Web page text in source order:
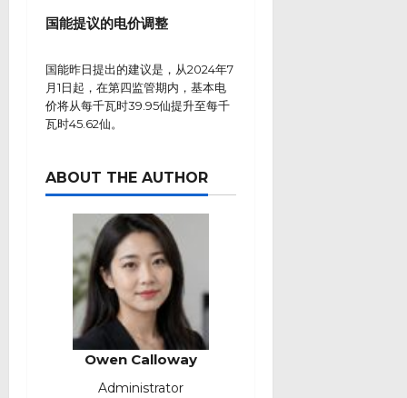
国能提议的电价调整
国能昨日提出的建议是，从2024年7
月1日起，在第四监管期内，基本电
价将从每千瓦时39.95仙提升至每千
瓦时45.62仙。
ABOUT THE AUTHOR
Owen Calloway
Administrator